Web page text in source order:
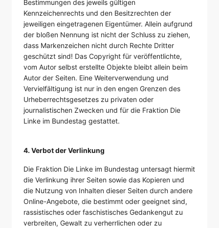
Bestimmungen des jeweils gültigen
Kennzeichenrechts und den Besitzrechten der
jeweiligen eingetragenen Eigentümer. Allein aufgrund
der bloßen Nennung ist nicht der Schluss zu ziehen,
dass Markenzeichen nicht durch Rechte Dritter
geschützt sind! Das Copyright für veröffentlichte,
vom Autor selbst erstellte Objekte bleibt allein beim
Autor der Seiten. Eine Weiterverwendung und
Vervielfältigung ist nur in den engen Grenzen des
Urheberrechtsgesetzes zu privaten oder
journalistischen Zwecken und für die Fraktion Die
Linke im Bundestag gestattet.
4. Verbot der Verlinkung
Die Fraktion Die Linke im Bundestag untersagt hiermit
die Verlinkung ihrer Seiten sowie das Kopieren und
die Nutzung von Inhalten dieser Seiten durch andere
Online-Angebote, die bestimmt oder geeignet sind,
rassistisches oder faschistisches Gedankengut zu
verbreiten, Gewalt zu verherrlichen oder zu